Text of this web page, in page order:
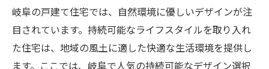
岐阜の戸建て住宅では、自然環境に優しいデザインが注
目されています。持続可能なライフスタイルを取り入れ
た住宅は、地域の風土に適した快適な生活環境を提供し
ます。ここでは、岐阜で人気の持続可能なデザイン選択